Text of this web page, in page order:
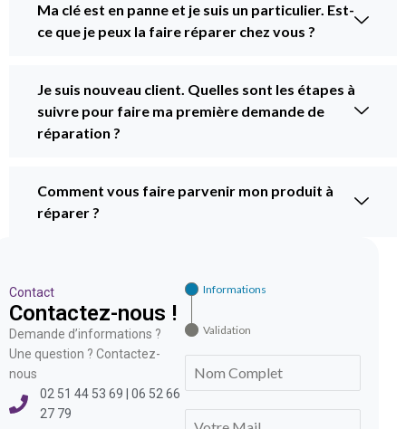
Ma clé est en panne et je suis un particulier. Est-
ce que je peux la faire réparer chez vous ?
Je suis nouveau client. Quelles sont les étapes à
suivre pour faire ma première demande de
réparation ?
Comment vous faire parvenir mon produit à
réparer ?
Contact
Contactez-nous !
Demande d’informations ?
Une question ? Contactez-
nous
02 51 44 53 69 | 06 52 66
27 79
Informations
Validation